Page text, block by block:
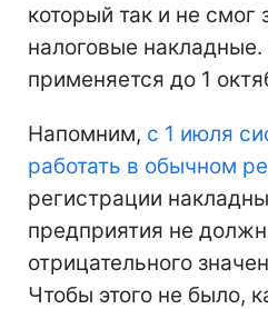
который так и не смог
налоговые
применяется до 1
Напомним, с 1 июля
работать в обычном
регистрации
предприятия не
отрицательного
Чтобы этого не было,